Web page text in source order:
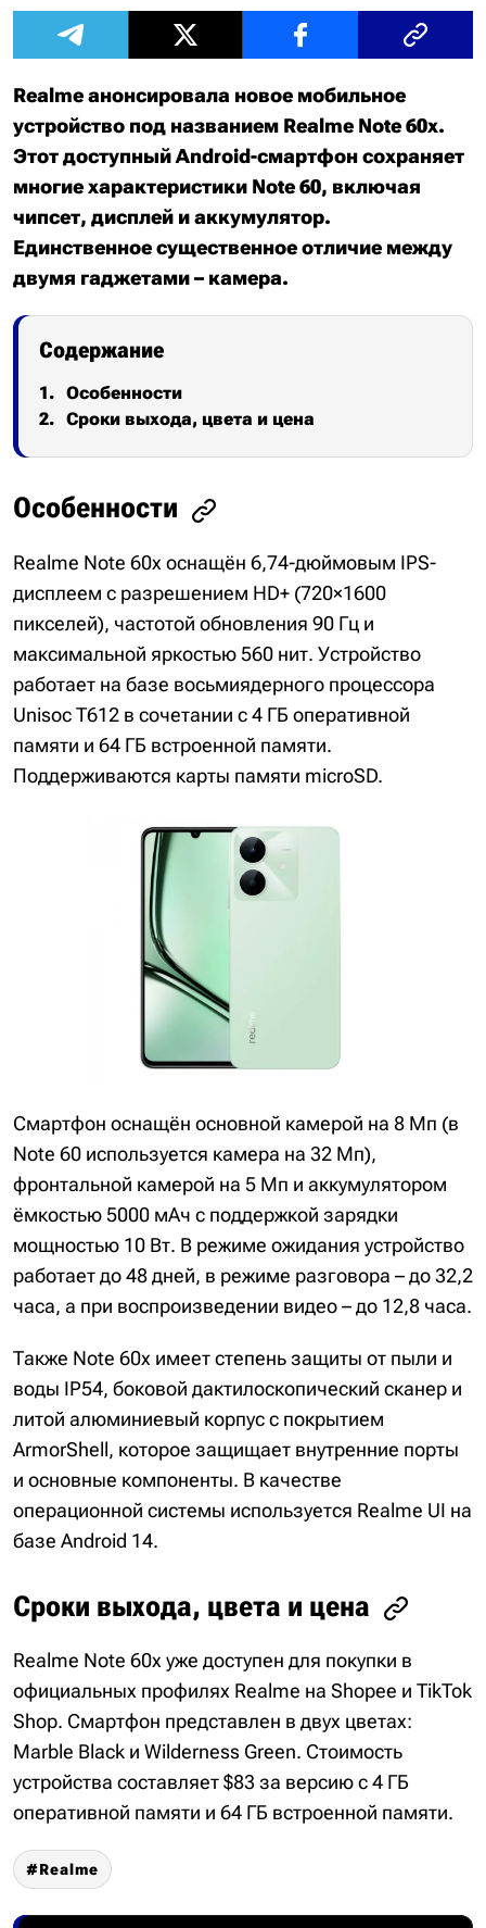
Realme анонсировала новое мобильное
устройство под названием Realme Note 60x.
Этот доступный Android-смартфон сохраняет
многие характеристики Note 60, включая
чипсет, дисплей и аккумулятор.
Единственное существенное отличие между
двумя гаджетами – камера.
Содержание
Особенности
Сроки выхода, цвета и цена
Особенности
Realme Note 60x оснащён 6,74-дюймовым IPS-
дисплеем с разрешением HD+ (720×1600
пикселей), частотой обновления 90 Гц и
максимальной яркостью 560 нит. Устройство
работает на базе восьмиядерного процессора
Unisoc T612 в сочетании с 4 ГБ оперативной
памяти и 64 ГБ встроенной памяти.
Поддерживаются карты памяти microSD.
Смартфон оснащён основной камерой на 8 Мп (в
Note 60 используется камера на 32 Мп),
фронтальной камерой на 5 Мп и аккумулятором
ёмкостью 5000 мАч с поддержкой зарядки
мощностью 10 Вт. В режиме ожидания устройство
работает до 48 дней, в режиме разговора – до 32,2
часа, а при воспроизведении видео – до 12,8 часа.
Также Note 60x имеет степень защиты от пыли и
воды IP54, боковой дактилоскопический сканер и
литой алюминиевый корпус с покрытием
ArmorShell, которое защищает внутренние порты
и основные компоненты. В качестве
операционной системы используется Realme UI на
базе Android 14.
Сроки выхода, цвета и цена
Realme Note 60x уже доступен для покупки в
официальных профилях Realme на Shopee и TikTok
Shop. Смартфон представлен в двух цветах:
Marble Black и Wilderness Green. Стоимость
устройства составляет $83 за версию с 4 ГБ
оперативной памяти и 64 ГБ встроенной памяти.
Realme